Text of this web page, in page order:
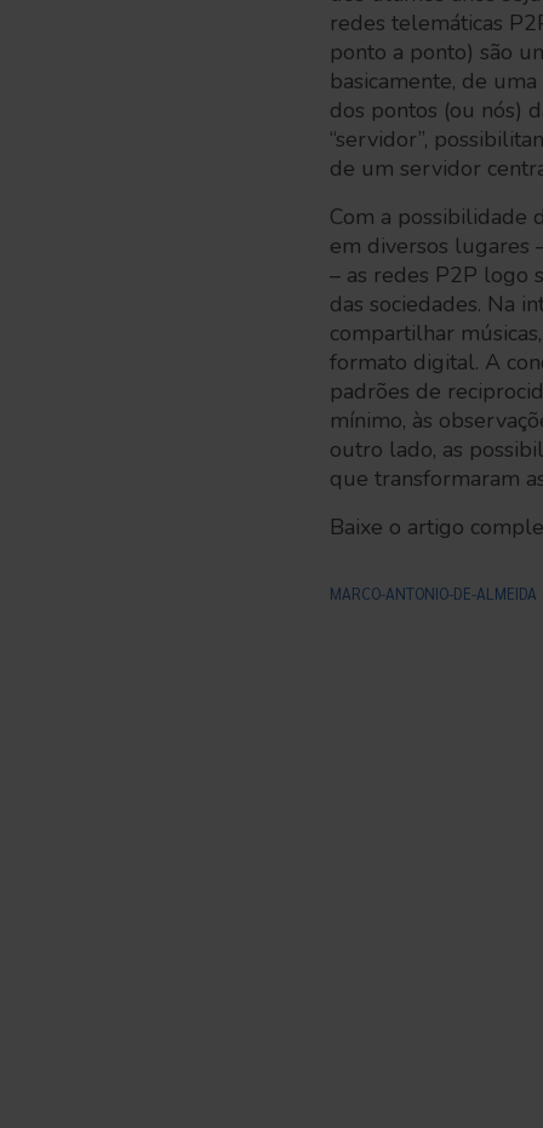
redes telemáticas
ponto a ponto) são
basicamente, de
dos pontos (ou nós)
“servidor”,
de um servidor
Com a possibilidade
em diversos lugares
– as redes P2P logo
das sociedades. Na
compartilhar
formato digital. A
padrões de
mínimo, às
outro lado, as
que transformaram
Baixe o artigo
MARCO-ANTONIO-DE-ALMEIDA